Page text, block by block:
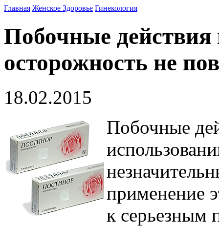
Главная Женское Здоровье Гинекология
Побочные действия
осторожность не
18.02.2015
Побочные
применение
к серьезным